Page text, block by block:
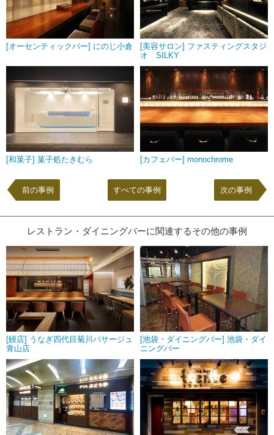
[オーセンティックバー] にのじ小倉
[美容サロン] ファスティングスタジ
オ SILKY
[和菓子] 菓子処たきむら [カフェバー] monochrome
前の事例 次の事例
すべての事例
レストラン・ダイニングバーに関連するその他の事例
[鰻店] うなぎ四代目菊川パサージュ
青山店
[池袋・ダイニングバー] 池袋・ダイ
ニングバー